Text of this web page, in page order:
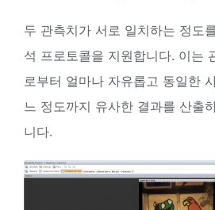
두 관측치가 서로 일치하는 정도
석 프로토콜을 지원합니다. 이는
로부터 얼마나 자유롭고 동일한
느 정도까지 유사한 결과를 산출
니다.